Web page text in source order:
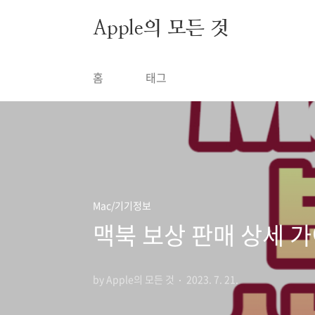
Apple의 모든 것
홈 태그
Mac/기기정보
맥북 보상 판매 상세
by Apple의 모든 것 2023. 7. 21.